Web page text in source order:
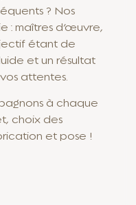
? Nos
: maîtres d’œuvre,
étant de
et un résultat
attentes.
à chaque
choix des
et pose !